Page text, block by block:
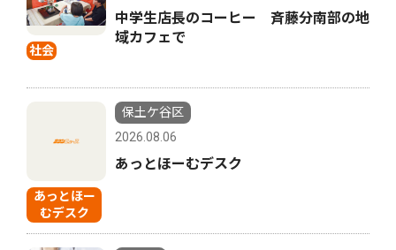
社会
中学生店長のコーヒー 斉藤分南部の地
域カフェで
あっとほー
むデスク
保土ケ谷区
2026.08.06
あっとほーむデスク